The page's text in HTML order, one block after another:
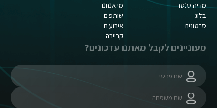
מדיה סנטר
בלוג
סרטונים
מי אנחנו
שותפים
אירועים
קריירה
מעוניינים לקבל מאתנו עדכונים?